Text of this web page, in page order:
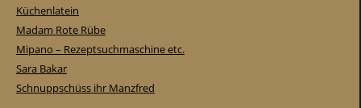
Küchenlatein
Madam Rote Rübe
Mipano – Rezeptsuchmaschine etc.
Sara Bakar
Schnuppschüss ihr Manzfred